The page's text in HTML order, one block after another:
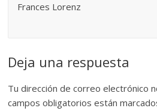
Frances Lorenz
Deja una respuesta
Tu dirección de correo electrónico
campos obligatorios están